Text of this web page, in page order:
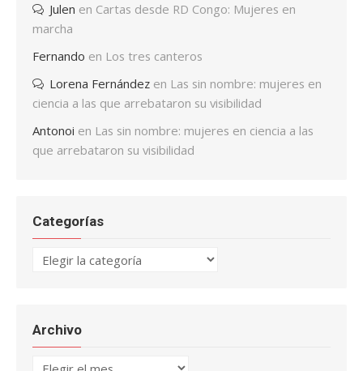
Julen en Cartas desde RD Congo: Mujeres en
marcha
Fernando en Los tres canteros
Lorena Fernández en Las sin nombre: mujeres en
ciencia a las que arrebataron su visibilidad
Antonoi en Las sin nombre: mujeres en ciencia a las
que arrebataron su visibilidad
Categorías
Categorías
Archivo
Archivo